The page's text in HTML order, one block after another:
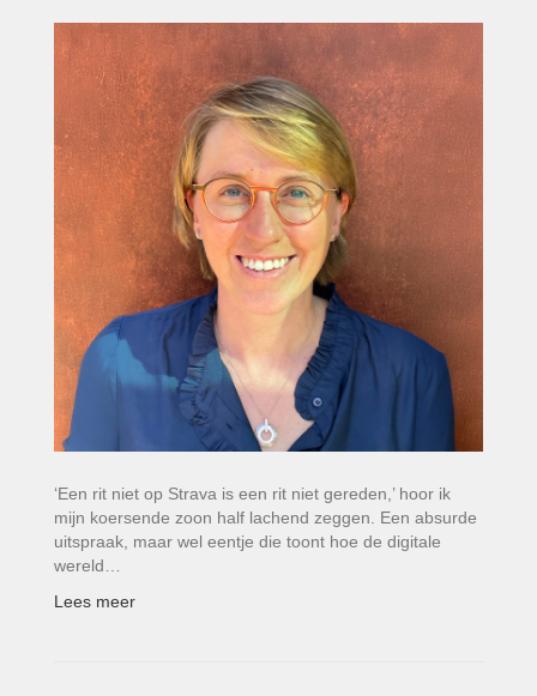
‘Een rit niet op Strava is een rit niet gereden,’ hoor ik
mijn koersende zoon half lachend zeggen. Een absurde
uitspraak, maar wel eentje die toont hoe de digitale
wereld…
Lees meer